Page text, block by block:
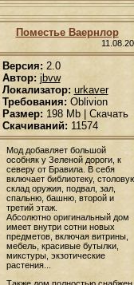
Поместье Ваернлор
Версия: 2.0
Автор: jbvw
Локализатор: urkaver
Требования: Oblivion
Размер: 198 Mb | Скачать
Скачиваний:11574
Мод добавляет большой
особняк у Зеленой дороги, к
северу от Бравила. В себя
включает библиотеку,
склад оружия, подвал, зал,
спальню, башню, второй и
третий этаж.
Абсолютно оригинальный дом
имеет внутри сотни новых
предметов, включая витрины,
мебель, красивые бутылки,
микстуры, экзотические
растения...